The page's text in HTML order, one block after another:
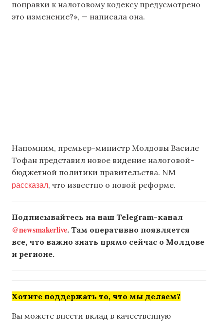
поправки к налоговому кодексу предусмотрено
это изменение?», — написала она.
Напомним, премьер-министр Молдовы Василе
Тофан представил новое видение налоговой-
бюджетной политики правительства. NM
рассказал, что известно о новой реформе.
Подписывайтесь на наш Telegram-канал
@newsmakerlive. Там оперативно появляется
все, что важно знать прямо сейчас о Молдове
и регионе.
Хотите поддержать то, что мы делаем?
Вы можете внести вклад в качественную